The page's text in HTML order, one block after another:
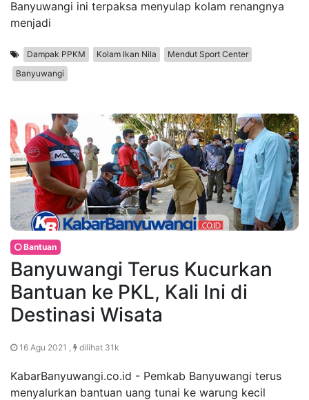
Banyuwangi ini terpaksa menyulap kolam renangnya
menjadi
Dampak PPKM Kolam Ikan Nila
Mendut Sport Center
Banyuwangi
Bantuan
Banyuwangi Terus Kucurkan
Bantuan ke PKL, Kali Ini di
Destinasi Wisata
16 Agu 2021 , dilihat 31k
KabarBanyuwangi.co.id - Pemkab Banyuwangi terus
menyalurkan bantuan uang tunai ke warung kecil